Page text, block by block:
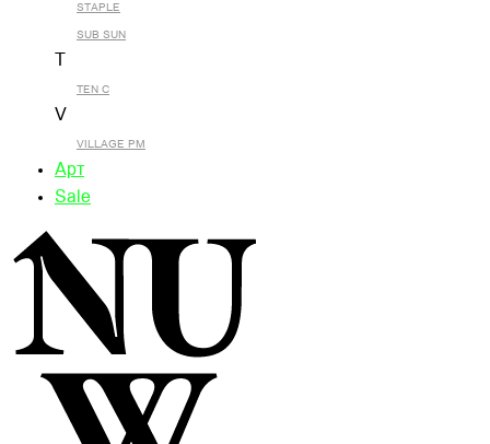
STAPLE
SUB SUN
TEN C
V
VILLAGE PM
Арт
Sale